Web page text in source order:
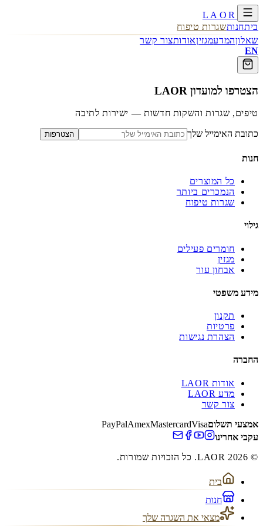
LAOR
ביתחנותשגרות טיפוח
שאלוןהמדעמגזיןאודותצור קשר
EN
הצטרפו למועדון LAOR
טיפים, שגרות והשקות חדשות — ישירות לתיבה
כתובת האימייל שלך הצטרפות
חנות
כל המוצרים
הנמכרים ביותר
שגרות טיפוח
גילוי
חומרים פעילים
מגזין
אבחון עור
מידע משפטי
תקנון
פרטיות
הצהרת נגישות
החברה
אודות LAOR
מדע LAOR
צור קשר
אמצעי תשלוםVisa
Mastercard
Amex
PayPal
עקבי אחרינו
© 2026 LAOR. כל הזכויות שמורות.
בית
חנות
מצאי את השגרה שלך